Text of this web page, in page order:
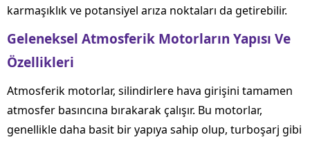
karmaşıklık ve potansiyel arıza noktaları da getirebilir.
Geleneksel Atmosferik Motorların Yapısı Ve
Özellikleri
Atmosferik motorlar, silindirlere hava girişini tamamen
atmosfer basıncına bırakarak çalışır. Bu motorlar,
genellikle daha basit bir yapıya sahip olup, turboşarj gibi